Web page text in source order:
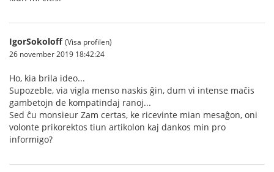
IgorSokoloff (Visa profilen)
26 november 2019 18:42:24
Ho, kia brila ideo...
Supozeble, via vigla menso naskis ĝin, dum vi intense maĉis
gambetojn de kompatindaj ranoj...
Sed ĉu monsieur Zam certas, ke ricevinte mian mesaĝon, oni
volonte prikorektos tiun artikolon kaj dankos min pro
informigo?